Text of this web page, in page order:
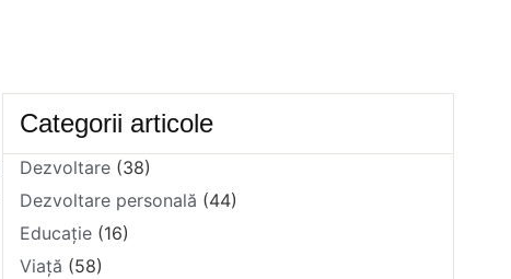
Categorii articole
Dezvoltare(38)
Dezvoltare personală (44)
Educație(16)
Viață (58)